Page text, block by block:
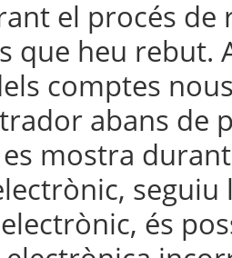
el procés de
que heu rebut.
comptes
abans de
mostra
és